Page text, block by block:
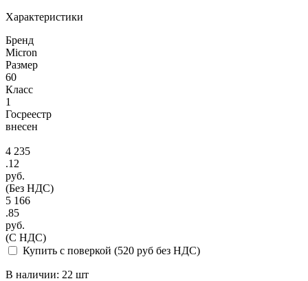
Характеристики
Бренд
Micron
Размер
60
Класс
1
Госреестр
внесен
4 235
.12
руб.
(Без НДС)
5 166
.85
руб.
(С НДС)
Купить с поверкой (520 руб без НДС)
В наличии: 22 шт